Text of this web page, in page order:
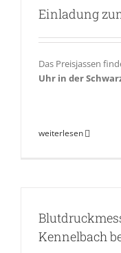
Einladung
Das Preisjassen
Uhr in der
weiterlesen
Kennelbach